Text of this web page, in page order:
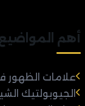
أهم المواضيع
علامات الظهور
الجيوبولتيك